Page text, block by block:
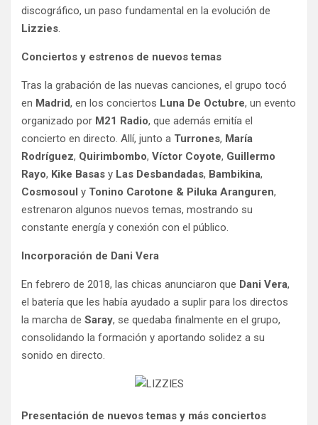
discográfico, un paso fundamental en la evolución de
Lizzies.
Conciertos y estrenos de nuevos temas
Tras la grabación de las nuevas canciones, el grupo tocó
en Madrid, en los conciertos Luna De Octubre, un evento
organizado por M21 Radio, que además emitía el
concierto en directo. Allí, junto a Turrones, María
Rodríguez, Quirimbombo, Víctor Coyote, Guillermo
Rayo, Kike Basas y Las Desbandadas, Bambikina,
Cosmosoul y Tonino Carotone & Piluka Aranguren,
estrenaron algunos nuevos temas, mostrando su
constante energía y conexión con el público.
Incorporación de Dani Vera
En febrero de 2018, las chicas anunciaron que Dani Vera,
el batería que les había ayudado a suplir para los directos
la marcha de Saray, se quedaba finalmente en el grupo,
consolidando la formación y aportando solidez a su
sonido en directo.
Presentación de nuevos temas y más conciertos